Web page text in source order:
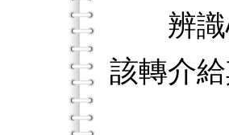
辨識心
該轉介